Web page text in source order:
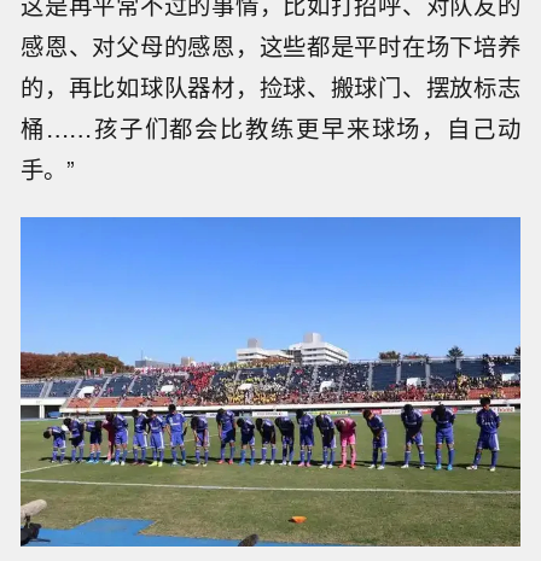
感恩、对父母的感恩，这些都是平时在场下培养
的，再比如球队器材，捡球、搬球门、摆放标志
桶……孩子们都会比教练更早来球场，自己动
手。”